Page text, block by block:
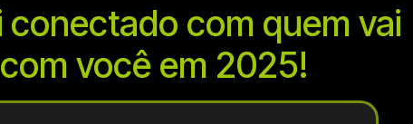
conectado com quem vai
você em 2025!